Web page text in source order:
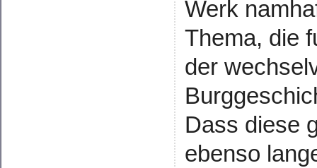
Werk
Thema, die
der
Dass diese
ebenso